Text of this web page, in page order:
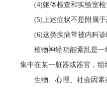
(4)躯体检查和实验室检
(5)上述症状不是附属于
(6)这类疾病常被内科诊
植物神经功能紊乱是一组
集中在某一脏器或器官，
生物、心理、社会因素在